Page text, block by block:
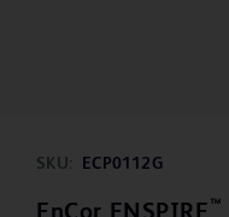
SKU: ECP0112G
™